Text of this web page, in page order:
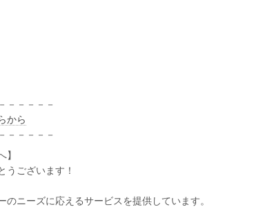
－－－－－
から
－－－－－
】
うございます！
ニーズに応えるサービスを提供しています。